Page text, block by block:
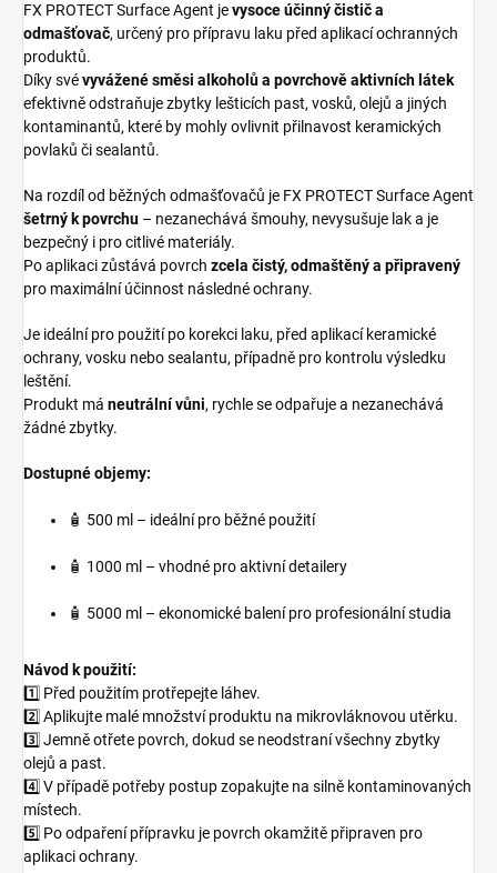
FX PROTECT Surface Agent jevysoce účinný čistič a
odmašťovač, určený pro přípravu laku před aplikací ochranných
produktů.
Díky svévyvážené směsi alkoholů a povrchově aktivních látek
efektivně odstraňuje zbytky lešticích past, vosků, olejů a jiných
kontaminantů, které by mohly ovlivnit přilnavost keramických
povlaků či sealantů.
Na rozdíl od běžných odmašťovačů je FX PROTECT Surface Agent
šetrný k povrchu – nezanechává šmouhy, nevysušuje lak a je
bezpečný i pro citlivé materiály.
Po aplikaci zůstává povrch zcela čistý, odmaštěný a připravený
pro maximální účinnost následné ochrany.
Je ideální pro použití po korekci laku, před aplikací keramické
ochrany, vosku nebo sealantu, případně pro kontrolu výsledku
leštění.
Produkt má neutrální vůni, rychle se odpařuje a nezanechává
žádné zbytky.
Dostupné objemy:
🧴 500 ml – ideální pro běžné použití
🧴 1000 ml – vhodné pro aktivní detailery
🧴 5000 ml – ekonomické balení pro profesionální studia
Návod k použití:
1️⃣ Před použitím protřepejte láhev.
2️⃣ Aplikujte malé množství produktu na mikrovláknovou utěrku.
3️⃣ Jemně otřete povrch, dokud se neodstraní všechny zbytky
olejů a past.
4️⃣ V případě potřeby postup zopakujte na silně kontaminovaných
místech.
5️⃣ Po odpaření přípravku je povrch okamžitě připraven pro
aplikaci ochrany.